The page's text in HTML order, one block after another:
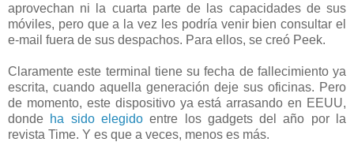
aprovechan ni la cuarta parte de las capacidades de sus
móviles, pero que a la vez les podría venir bien consultar el
e-mail fuera de sus despachos. Para ellos, se creó Peek.
Claramente este terminal tiene su fecha de fallecimiento ya
escrita, cuando aquella generación deje sus oficinas. Pero
de momento, este dispositivo ya está arrasando en EEUU,
donde ha sido elegidoentre los gadgets del año por la
revista Time. Y es que a veces, menos es más.